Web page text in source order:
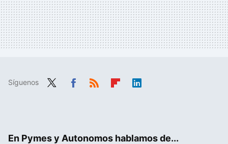
Síguenos
En Pymes y Autonomos hablamos de...